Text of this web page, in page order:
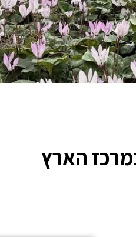
הארץ